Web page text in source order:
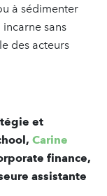
à sédimenter
sans
des acteurs
et
Carine
finance,
assistante